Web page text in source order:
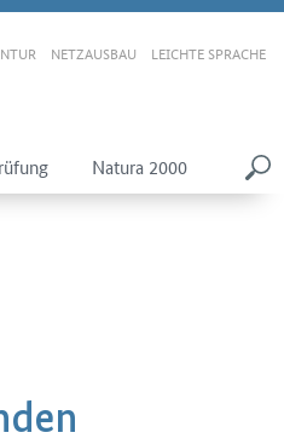
NETZAUSBAU LEICHTE SPRACHE
Natura 2000